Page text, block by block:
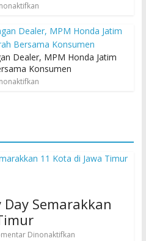
Dealer, MPM Honda Jatim
Konsumen
Semarakkan
Dinonaktifkan